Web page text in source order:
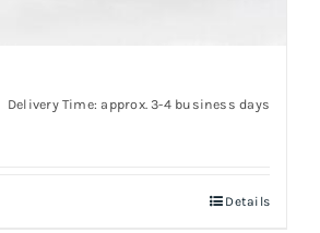
Delivery Time: approx. 3-4 business days
Details